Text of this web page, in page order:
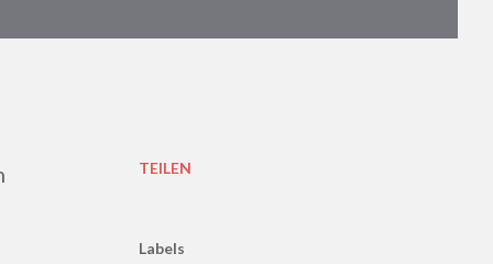
TEILEN
Labels